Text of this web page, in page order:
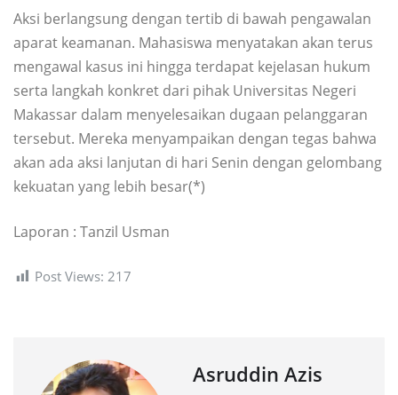
Aksi berlangsung dengan tertib di bawah pengawalan
aparat keamanan. Mahasiswa menyatakan akan terus
mengawal kasus ini hingga terdapat kejelasan hukum
serta langkah konkret dari pihak Universitas Negeri
Makassar dalam menyelesaikan dugaan pelanggaran
tersebut. Mereka menyampaikan dengan tegas bahwa
akan ada aksi lanjutan di hari Senin dengan gelombang
kekuatan yang lebih besar(*)
Laporan : Tanzil Usman
Post Views: 217
Asruddin Azis